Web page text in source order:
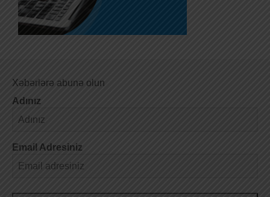
Xəbərlərə abunə olun
Adınız
Email Adresiniz